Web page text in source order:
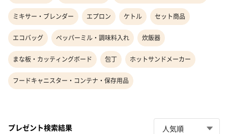
ミキサー・ブレンダー エプロン ケトル セット商品
エコバッグ ペッパーミル・調味料入れ 炊飯器
まな板・カッティングボード 包丁 ホットサンドメーカー
フードキャニスター・コンテナ・保存用品
プレゼント検索結果